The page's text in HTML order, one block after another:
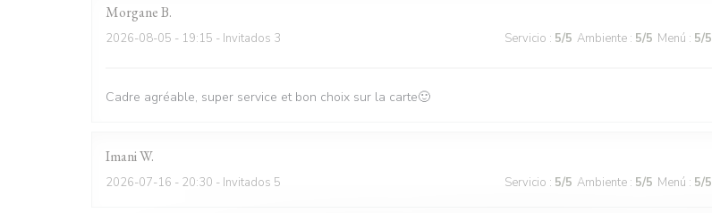
MorganeB
2026-08-05 - 19:15 - Invitados 3 Servicio : 5/5 Ambiente : 5/5 Menú : 5/5
Cadre agréable, super service et bon choix sur la carte🙂
ImaniW
2026-07-16 - 20:30 - Invitados 5 Servicio : 5/5 Ambiente : 5/5 Menú : 5/5